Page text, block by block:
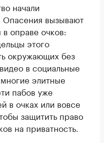
начали
Опасения вызывают
оправе очков:
этого
окружающих без
в социальные
элитные
пабов уже
в очках или вовсе
защитить право
на приватность.